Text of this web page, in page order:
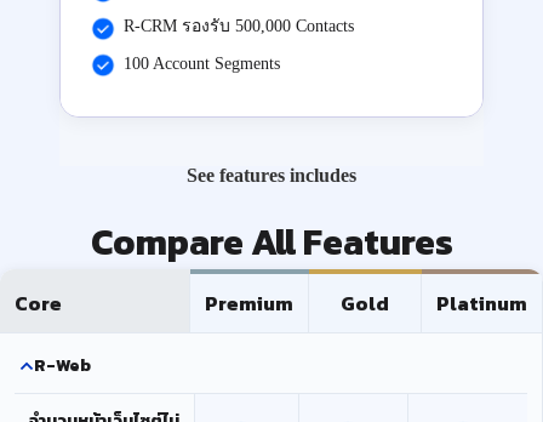
R-CRM รองรับ 500,000 Contacts
100 Account Segments
See features includes
Compare All Features
Core Premium Gold Platinum
R-Web